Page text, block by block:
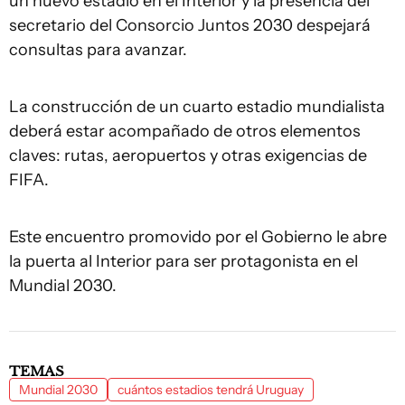
secretario del Consorcio Juntos 2030 despejará
consultas para avanzar.
La construcción de un cuarto estadio mundialista
deberá estar acompañado de otros elementos
claves: rutas, aeropuertos y otras exigencias de
FIFA.
Este encuentro promovido por el Gobierno le abre
la puerta al Interior para ser protagonista en el
Mundial 2030.
TEMAS
Mundial 2030 cuántos estadios tendrá Uruguay